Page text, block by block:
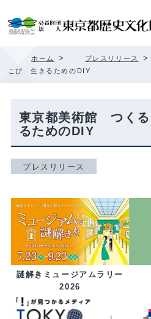
ホーム > プレスリリース >
こび 生きるためのDIY
東京都美術館 つく
るためのDIY
プレスリリース
謎解きミュージアムラリー
2026